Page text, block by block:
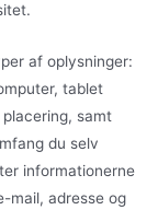
af oplysninger:
tablet
samt
du selv
informationerne
mail, adresse og